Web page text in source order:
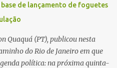
de lançamento de foguetes
Quaquá (PT), publicou nesta
do Rio de Janeiro em que
política: na próxima quinta-